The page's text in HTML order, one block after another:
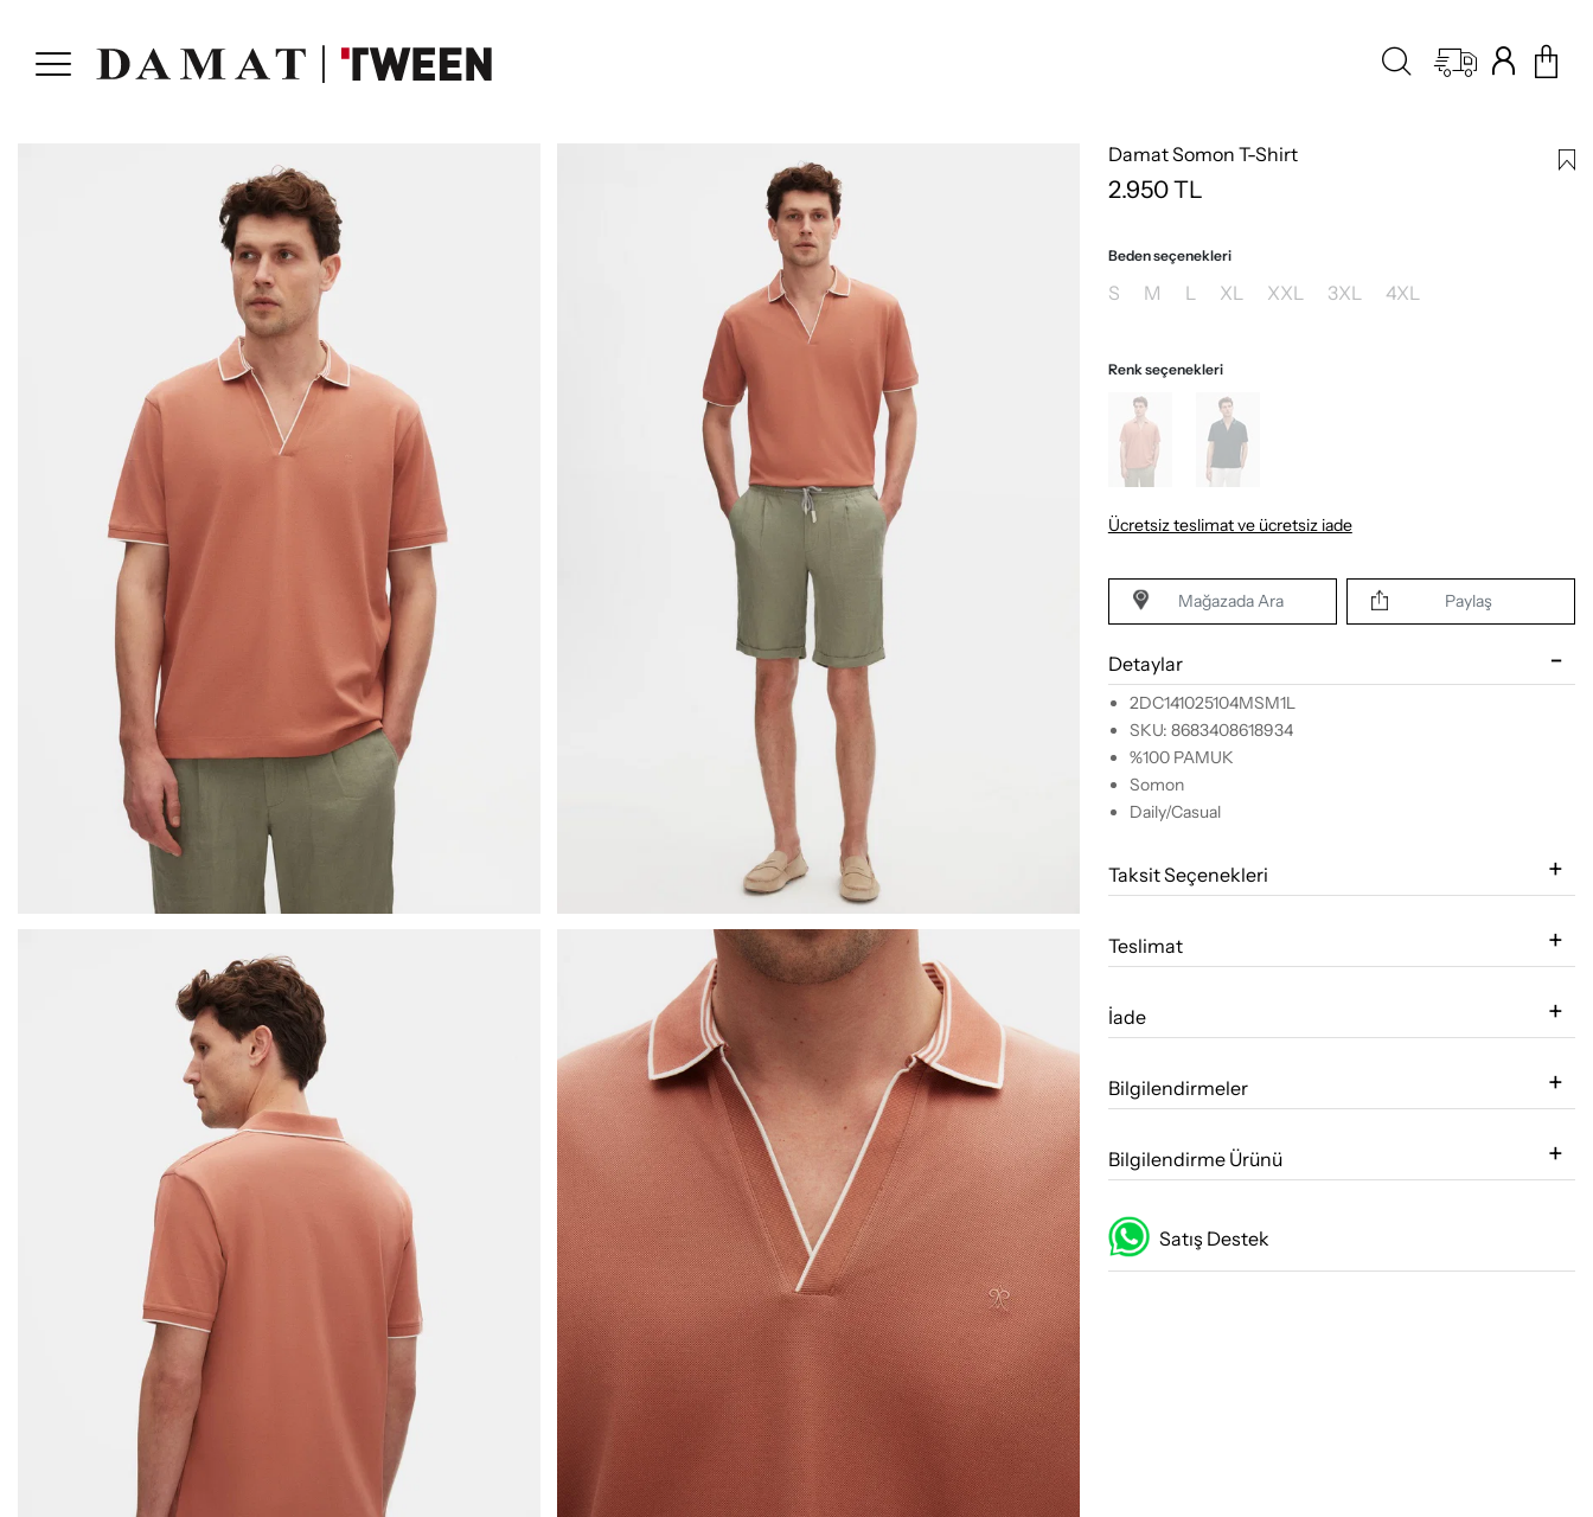
Damat Somon T-Shirt
2.950TL
Beden seçenekleri
S M L XL XXL 3XL 4XL
Renk seçenekleri
Ücretsiz teslimat ve ücretsiz iade
Mağazada Ara Paylaş
Detaylar
2DC141025104MSM1L
SKU: 8683408618934
%100 PAMUK
Somon
Daily/Casual
Taksit Seçenekleri
Teslimat
İade
Bilgilendirmeler
Bilgilendirme Ürünü
Satış Destek